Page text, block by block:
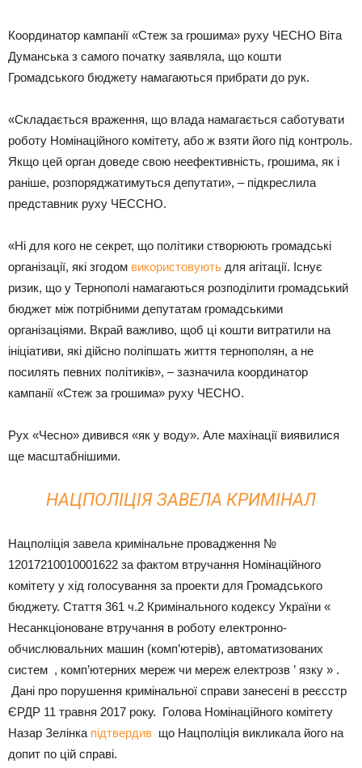
Координатор кампанії «Стеж за грошима» руху ЧЕСНО Віта
Думанська з самого початку заявляла, що кошти
Громадського бюджету намагаються прибрати до рук.
«Складається враження, що влада намагається саботувати
роботу Номінаційного комітету, або ж взяти його під контроль.
Якщо цей орган доведе свою неефективність, грошима, як і
раніше, розпоряджатимуться депутати», – підкреслила
представник руху ЧЕССНО.
«Ні для кого не секрет, що політики створюють громадські
організації, які згодом використовують для агітації. Існує
ризик, що у Тернополі намагаються розподілити громадський
бюджет між потрібними депутатам громадськими
організаціями. Вкрай важливо, щоб ці кошти витратили на
ініціативи, які дійсно поліпшать життя тернополян, а не
посилять певних політиків», – зазначила координатор
кампанії «Стеж за грошима» руху ЧЕСНО.
Рух «Чесно» дивився «як у воду». Але махінації виявилися
ще масштабнішими.
НАЦПОЛІЦІЯ ЗАВЕЛА КРИМІНАЛ
Нацполіція завела кримінальне провадження №
12017210010001622 за фактом втручання Номінаційного
комітету у хід голосування за проекти для Громадського
бюджету. Стаття 361 ч.2 Кримінального кодексу України «
Несанкціоноване втручання в роботу електронно-
обчислювальних машин (комп’ютерів), автоматизованих
систем , комп’ютерних мереж чи мереж електрозв ’ язку » .
Дані про порушення кримінальної справи занесені в реєсстр
ЄРДР 11 травня 2017 року. Голова Номінаційного комітету
Назар Зелінка підтвердив що Нацполіція викликала його на
допит по цій справі.